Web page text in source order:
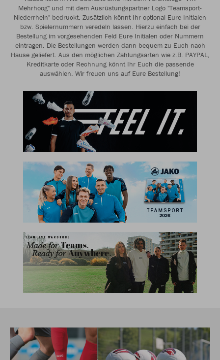
Mehrhoog" und mit dem Ausrüstungspartner Logo "Teamsport-
Niederrhein" bedruckt. Zusätzlich könnt Ihr optional Eure Initialen
bzw. Spielernummern veredeln lassen. Hierzu einfach bei der
Bestellung im vorgesehenden Feld Eure Initialen oder Nummern
eintragen. Die Bestellungen werden dann bequem zu Euch nach
Hause geliefert. Aus den möglichen Zahlungsarten wie z.B. PAYPAL,
Kreditkarte oder Rechnung könnt Ihr Euch die passende
auswählen. Wir freuen uns auf Eure Bestellung!